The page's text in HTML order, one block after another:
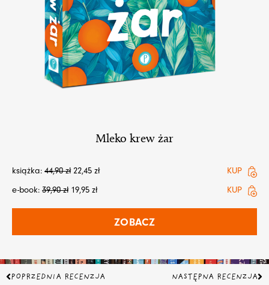
Mleko krew żar
książka: 44,90zł 22,45 zł
KUP
e-book: 39,90zł 19,95 zł KUP
ZOBACZ
Prev
POPRZEDNIA RECENZJA NASTĘPNA RECENZJA